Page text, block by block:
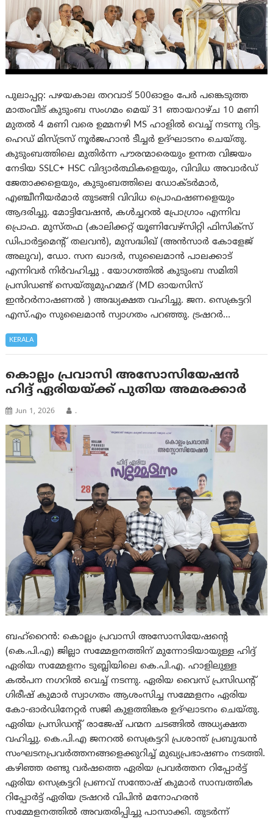
പുലാപ്പറ്റ: പഴയകാല തറവാട് 500ഓളം പേർ പങ്കെടുത്ത
മാതംവീട് കുടുംബ സംഗമം മെയ് 31 ഞായറാഴ്ച 10 മണി
മുതൽ 4 മണി വരെ ഉമ്മനഴി MS ഹാളിൽ വെച്ച് നടന്നു റിട്ട.
ഹെഡ് മിസ്ട്രസ് നൂർജഹാൻ ടീച്ചർ ഉദ്ഘാടനം ചെയ്തു.
കുടുംബത്തിലെ മുതിർന്ന പൗരന്മാരെയും ഉന്നത വിജയം
നേടിയ SSLC+ HSC വിദ്യാർത്ഥികളെയും, വിവിധ അവാർഡ്
ജേതാക്കളെയും, കുടുംബത്തിലെ ഡോക്ടർമാർ,
എഞ്ചീനീയർമാർ തുടങ്ങി വിവിധ പ്രൊഫഷണളെയും
ആദരിച്ചു. മോട്ടിവേഷൻ, കൾച്ചറൽ പ്രോഗ്രാം എന്നിവ
പ്രൊഫ. മുസ്തഫ (കാലിക്കറ്റ് യൂണിവേഴ്സിറ്റി ഫിസിക്സ്
ഡിപാർട്ടമെൻ്റ് തലവന്‍), മുസദ്ധിഖ് (അൻസാർ കോളേജ്
അലുവ), ഡോ. സന ഖാദർ, സുലൈമാൻ പാലക്കാട്
എന്നിവർ നിർവഹിച്ചു . യോഗത്തിൽ കുടുംബ സമിതി
പ്രസിഡണ്ട് സെയ്തുമുഹമ്മദ് (MD ഓയസിസ്
ഇൻറർനാഷണൽ ) അദ്ധ്യക്ഷത വഹിച്ചു. ജന. സെക്രട്ടറി
എസ്.എം സുലൈമാൻ സ്വാഗതം പറഞ്ഞു. ട്രഷറർ…
KERALA
കൊല്ലം പ്രവാസി അസോസിയേഷൻ
ഹിദ്ദ് ഏരിയയ്ക്ക് പുതിയ അമരക്കാർ
Jun 1, 2026 .
ബഹ്റൈന്‍: കൊല്ലം പ്രവാസി അസോസിയേഷൻ്റെ
(കെ.പി.എ) ജില്ലാ സമ്മേളനത്തിന് മുന്നോടിയായുള്ള ഹിദ്ദ്
ഏരിയ സമ്മേളനം ടുബ്ലിയിലെ കെ.പി.എ. ഹാളിലുള്ള
കൽപന നഗറിൽ വെച്ച് നടന്നു. ഏരിയ വൈസ് പ്രസിഡന്റ്
ഗിരീഷ് കുമാർ സ്വാഗതം ആശംസിച്ച സമ്മേളനം ഏരിയ
കോ-ഓർഡിനേറ്റർ സജി കുളത്തിങ്കര ഉദ്ഘാടനം ചെയ്തു.
ഏരിയ പ്രസിഡൻ്റ് രാജേഷ് പന്മന ചടങ്ങിൽ അധ്യക്ഷത
വഹിച്ചു. കെ.പി.എ ജനറൽ സെക്രട്ടറി പ്രശാന്ത് പ്രബുദ്ധൻ
സംഘടനപ്രവർത്തനങ്ങളെക്കുറിച്ച് മുഖ്യപ്രഭാഷണം നടത്തി.
കഴിഞ്ഞ രണ്ടു വർഷത്തെ ഏരിയ പ്രവർത്തന റിപ്പോർട്ട്
ഏരിയ സെക്രട്ടറി പ്രണവ് സന്തോഷ്‌ കുമാർ സാമ്പത്തിക
റിപ്പോർട്ട് ഏരിയ ട്രഷറർ വിപിൻ മനോഹരൻ
സമ്മേളനത്തിൽ അവതരിപ്പിച്ചു പാസാക്കി. തുടർന്ന്